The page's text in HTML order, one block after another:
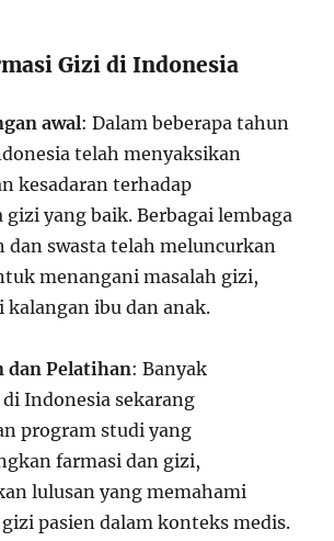
Gizi di Indonesia
awal: Dalam beberapa tahun
telah menyaksikan
kesadaran terhadap
yang baik. Berbagai lembaga
dan swasta telah meluncurkan
menangani masalah gizi,
kalangan ibu dan anak.
dan Pelatihan: Banyak
Indonesia sekarang
program studi yang
farmasi dan gizi,
lulusan yang memahami
pasien dalam konteks medis.